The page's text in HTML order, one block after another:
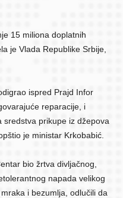
15 miliona doplatnih
je Vlada Republike Srbije,
ispred Prajd Infor
reparacije, i
prikupe iz džepova
je ministar Krkobabić.
bio žrtva divljačnog,
napada velikog
i bezumlja, odlučili da